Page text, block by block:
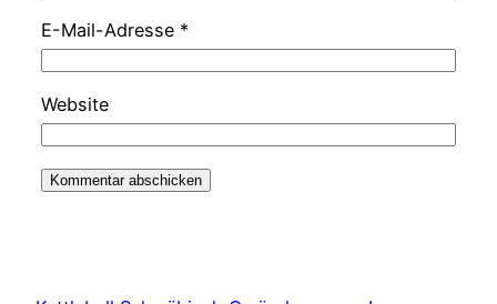
E-Mail-Adresse *
Website